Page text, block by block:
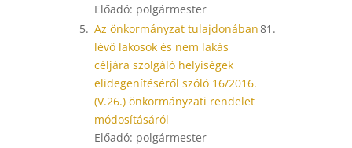
Előadó: polgármester
5. Az önkormányzat tulajdonában
lévő lakosok és nem lakás
céljára szolgáló helyiségek
elidegenítéséről szóló 16/2016.
(V.26.) önkormányzati rendelet
módosításáról
Előadó: polgármester
81.